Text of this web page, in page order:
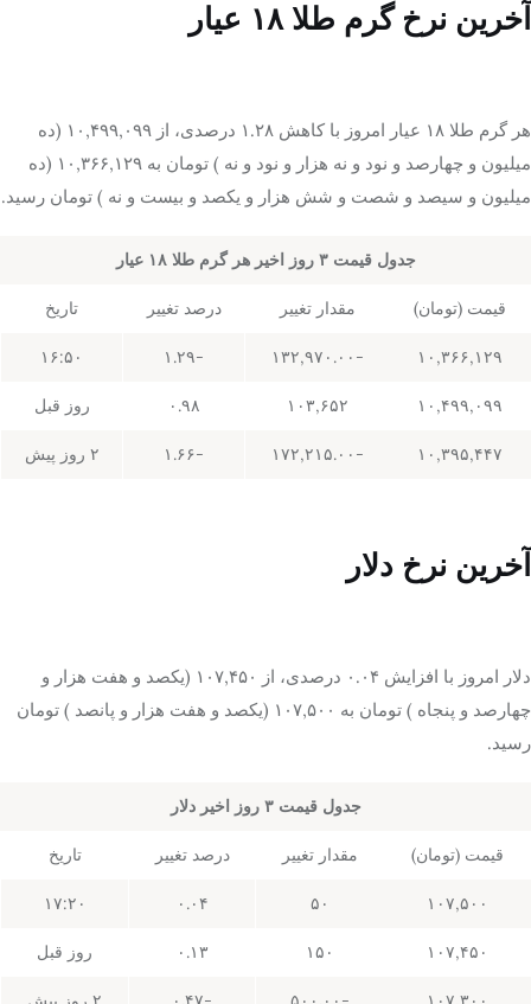
آخرین نرخ گرم طلا ۱۸ عیار
هر گرم طلا ۱۸ عیار امروز با کاهش ۱.۲۸ درصدی، از ۱۰,۴۹۹,۰۹۹ (ده
میلیون و چهارصد و نود و نه هزار و نود و نه ) تومان به ۱۰,۳۶۶,۱۲۹ (ده
میلیون و سیصد و شصت و شش هزار و یکصد و بیست و نه ) تومان رسید.
جدول قیمت ۳ روز اخیر هر گرم طلا ۱۸ عیار
قیمت (تومان) مقدار تغییر درصد تغییر تاریخ
۱۰,۳۶۶,۱۲۹ -۱۳۲,۹۷۰.۰۰ -۱.۲۹ ۱۶:۵۰
۱۰,۴۹۹,۰۹۹ ۱۰۳,۶۵۲ ۰.۹۸ روز قبل
۱۰,۳۹۵,۴۴۷ -۱۷۲,۲۱۵.۰۰ -۱.۶۶ ۲ روز پیش
آخرین نرخ دلار
دلار امروز با افزایش ۰.۰۴ درصدی، از ۱۰۷,۴۵۰ (یکصد و هفت هزار و
چهارصد و پنجاه ) تومان به ۱۰۷,۵۰۰ (یکصد و هفت هزار و پانصد ) تومان
رسید.
جدول قیمت ۳ روز اخیر دلار
قیمت (تومان) مقدار تغییر درصد تغییر تاریخ
۱۰۷,۵۰۰ ۵۰ ۰.۰۴ ۱۷:۲۰
۱۰۷,۴۵۰ ۱۵۰ ۰.۱۳ روز قبل